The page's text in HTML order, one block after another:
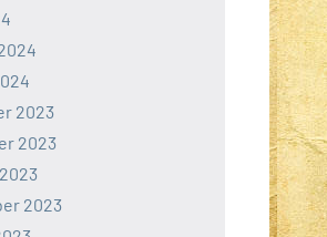
2023
2023
2023